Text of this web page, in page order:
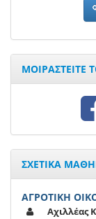
ΣΧΕΤΙΚΑ
ΑΓΡΟΤΙΚΗ
Αχιλλέας